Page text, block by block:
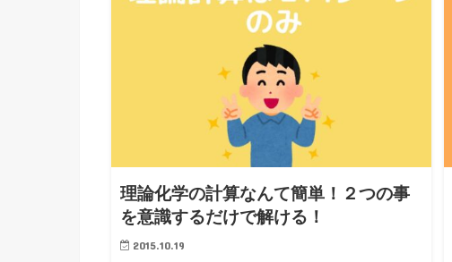
理論化学の計算なんて簡単！２つの事
を意識するだけで解ける！
2015.10.19